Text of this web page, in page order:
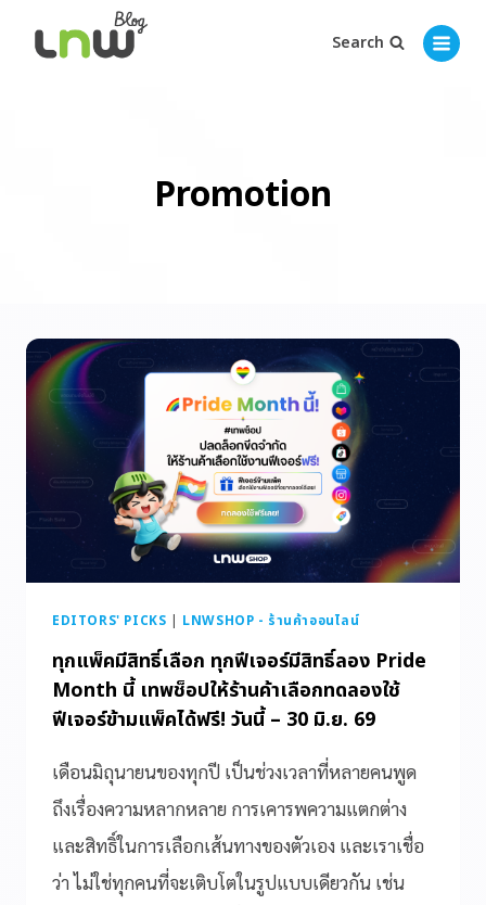
Search
Promotion
EDITORS' PICKS | LNWSHOP - ร้านค้าออนไลน์
ทุกแพ็คมีสิทธิ์เลือก ทุกฟีเจอร์มีสิทธิ์ลอง Pride
Month นี้ เทพช็อปให้ร้านค้าเลือกทดลองใช้
ฟีเจอร์ข้ามแพ็คได้ฟรี! วันนี้ – 30 มิ.ย. 69
เดือนมิถุนายนของทุกปี เป็นช่วงเวลาที่หลายคนพูด
ถึงเรื่องความหลากหลาย การเคารพความแตกต่าง
และสิทธิ์ในการเลือกเส้นทางของตัวเอง และเราเชื่อ
ว่า ไม่ใช่ทุกคนที่จะเติบโตในรูปแบบเดียวกัน เช่น